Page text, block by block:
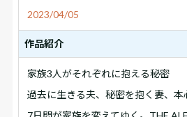
2023/04/05
作品紹介
家族3人がそれぞれに抱える秘密
過去に生きる夫、秘密を抱く妻、